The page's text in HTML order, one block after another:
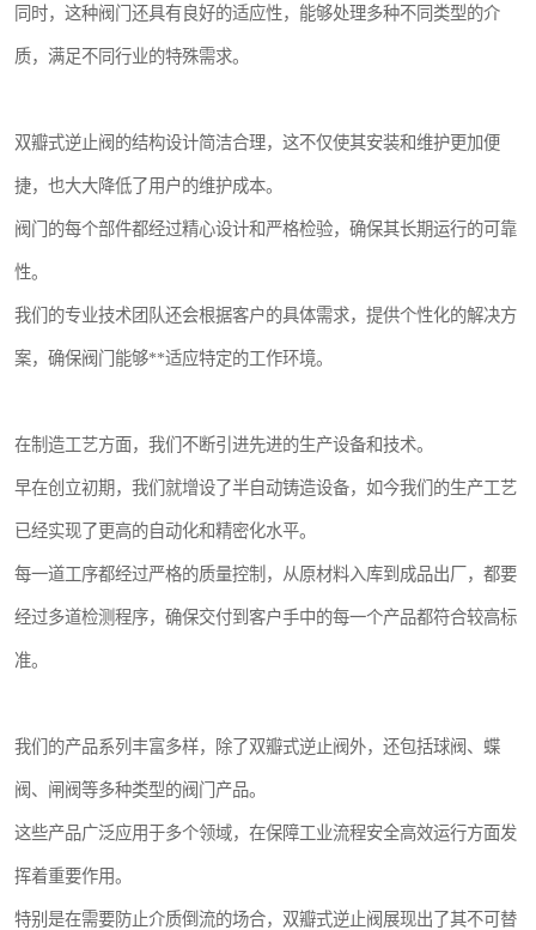
同时，这种阀门还具有良好的适应性，能够处理多种不同类型的介
质，满足不同行业的特殊需求。
双瓣式逆止阀的结构设计简洁合理，这不仅使其安装和维护更加便
捷，也大大降低了用户的维护成本。
阀门的每个部件都经过精心设计和严格检验，确保其长期运行的可靠
性。
我们的专业技术团队还会根据客户的具体需求，提供个性化的解决方
案，确保阀门能够**适应特定的工作环境。
在制造工艺方面，我们不断引进先进的生产设备和技术。
早在创立初期，我们就增设了半自动铸造设备，如今我们的生产工艺
已经实现了更高的自动化和精密化水平。
每一道工序都经过严格的质量控制，从原材料入库到成品出厂，都要
经过多道检测程序，确保交付到客户手中的每一个产品都符合较高标
准。
我们的产品系列丰富多样，除了双瓣式逆止阀外，还包括球阀、蝶
阀、闸阀等多种类型的阀门产品。
这些产品广泛应用于多个领域，在保障工业流程安全高效运行方面发
挥着重要作用。
特别是在需要防止介质倒流的场合，双瓣式逆止阀展现出了其不可替